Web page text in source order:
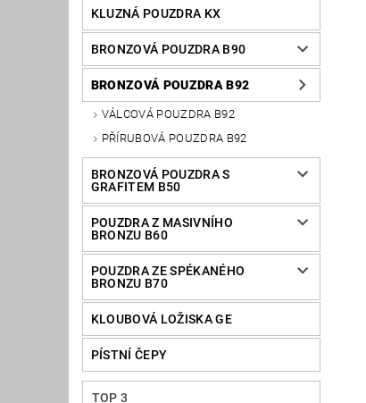
KLUZNÁ POUZDRA KX
BRONZOVÁ POUZDRA B90
BRONZOVÁ POUZDRA B92
VÁLCOVÁ POUZDRA B92
PŘÍRUBOVÁ POUZDRA B92
BRONZOVÁ POUZDRA S
GRAFITEM B50
POUZDRA Z MASIVNÍHO
BRONZU B60
POUZDRA ZE SPÉKANÉHO
BRONZU B70
KLOUBOVÁ LOŽISKA GE
PÍSTNÍ ČEPY
TOP 3